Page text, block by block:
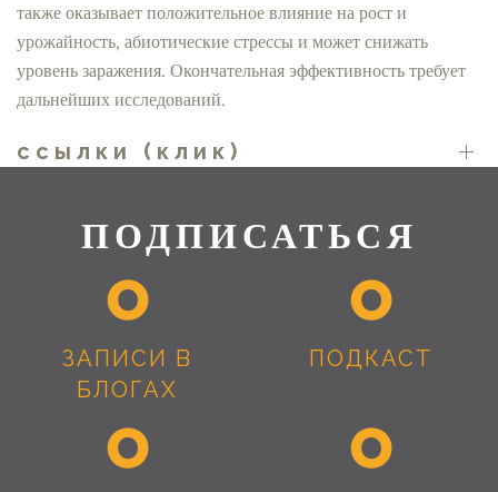
также оказывает положительное влияние на рост и
урожайность, абиотические стрессы и может снижать
уровень заражения. Окончательная эффективность требует
дальнейших исследований.
ссылки (клик)
ПОДПИСАТЬСЯ
ЗАПИСИ В
БЛОГАХ
ПОДКАСТ